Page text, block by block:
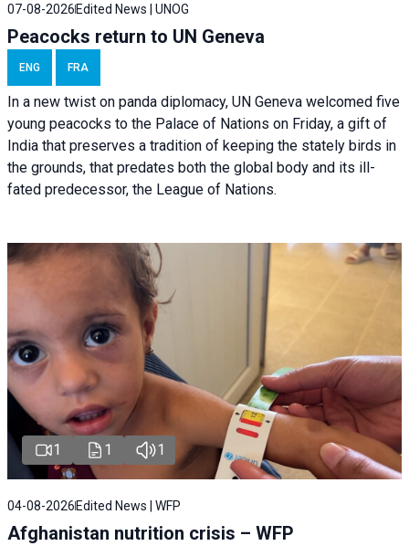
07-08-2026 Edited News | UNOG
Peacocks return to UN Geneva
ENG FRA
In a new twist on panda diplomacy, UN Geneva welcomed five
young peacocks to the Palace of Nations on Friday, a gift of
India that preserves a tradition of keeping the stately birds in
the grounds, that predates both the global body and its ill-
fated predecessor, the League of Nations.
1 1 1
04-08-2026 Edited News | WFP
Afghanistan nutrition crisis – WFP